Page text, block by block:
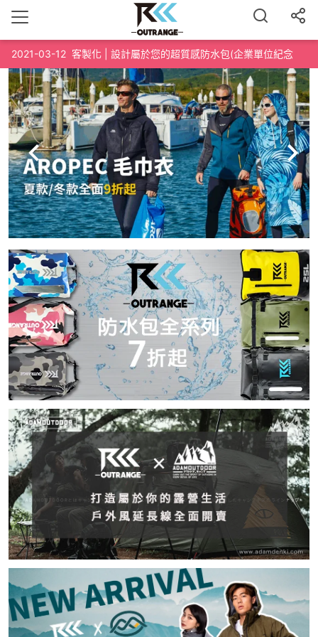
2021-03-12 客製化 | 設計屬於您的超質感防水包(企業單位紀念
品、路跑泳渡紀念品、200個起訂)